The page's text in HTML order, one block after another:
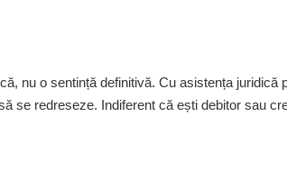
nu o sentință definitivă. Cu asistența juridică
se redreseze. Indiferent că ești debitor sau